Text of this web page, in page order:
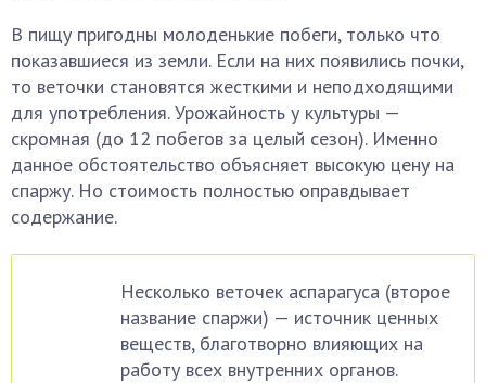
В пищу пригодны молоденькие побеги, только что
показавшиеся из земли. Если на них появились почки,
то веточки становятся жесткими и неподходящими
для употребления. Урожайность у культуры —
скромная (до 12 побегов за целый сезон). Именно
данное обстоятельство объясняет высокую цену на
спаржу. Но стоимость полностью оправдывает
содержание.
Несколько веточек аспарагуса (второе
название спаржи) — источник ценных
веществ, благотворно влияющих на
работу всех внутренних органов.